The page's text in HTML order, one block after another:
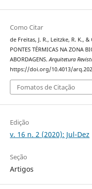
Como Citar
de Freitas, J. R., Leitzke, R. K.,
PONTES TÉRMICAS NA ZONA
ABORDAGENS.Arquitetura
https://doi.org/10.4013/
Fomatos de Citação
Edição
v. 16 n. 2 (2020): Jul-Dez
Seção
Artigos